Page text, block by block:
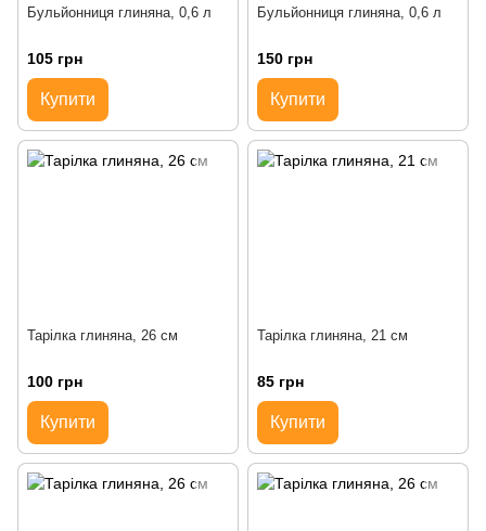
Бульйонниця глиняна, 0,6 л
105 грн
Купити
Бульйонниця глиняна, 0,6 л
150 грн
Купити
Тарілка глиняна, 26 см
100 грн
Купити
Тарілка глиняна, 21 см
85 грн
Купити